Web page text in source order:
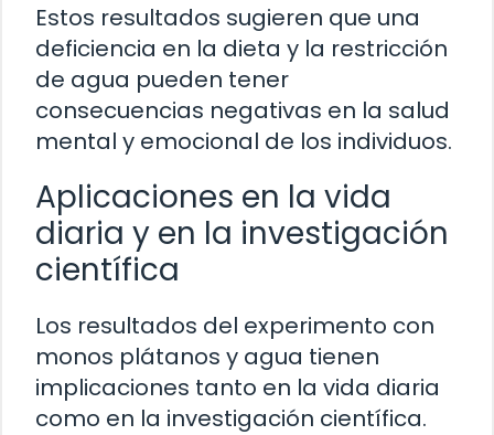
Estos resultados sugieren que una
deficiencia en la dieta y la restricción
de agua pueden tener
consecuencias negativas en la salud
mental y emocional de los individuos.
Aplicaciones en la vida
diaria y en la investigación
científica
Los resultados del experimento con
monos plátanos y agua tienen
implicaciones tanto en la vida diaria
como en la investigación científica.